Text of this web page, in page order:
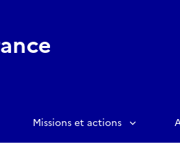
Missions et actions